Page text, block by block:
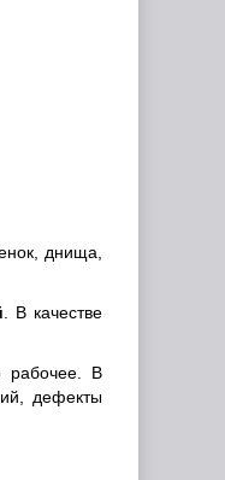
днища,
. В качестве
рабочее. В
дефекты